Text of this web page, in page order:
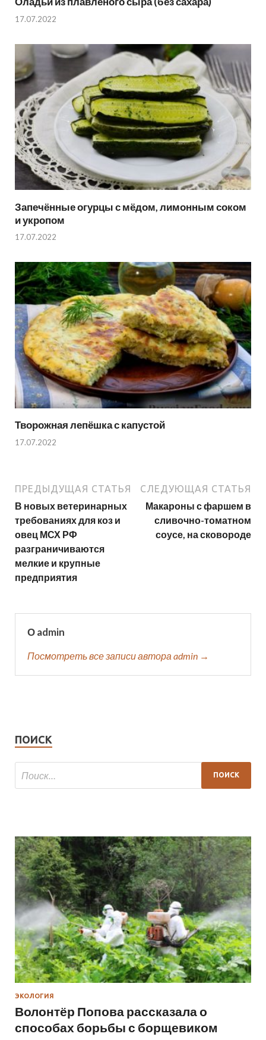
17.07.2022
Запечённые огурцы с мёдом, лимонным соком
и укропом
17.07.2022
Творожная лепёшка с капустой
17.07.2022
ПРЕДЫДУЩАЯ СТАТЬЯ
В новых ветеринарных
требованиях для коз и
овец МСХ РФ
разграничиваются
мелкие и крупные
предприятия
СЛЕДУЮЩАЯ СТАТЬЯ
Макароны с фаршем в
сливочно-томатном
соусе, на сковороде
О admin
Посмотреть все записи автора admin →
ПОИСК
ЭКОЛОГИЯ
Волонтёр Попова рассказала о
способах борьбы с борщевиком